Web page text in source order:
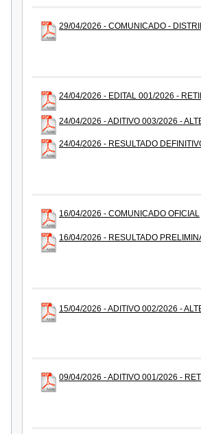
29/04/2026 - COMUNICADO -
24/04/2026 - EDITAL 001/2026 -
24/04/2026 - ADITIVO 003/2026 -
24/04/2026 - RESULTADO
16/04/2026 - COMUNICADO OFICIAL
16/04/2026 - RESULTADO
15/04/2026 - ADITIVO 002/2026 -
09/04/2026 - ADITIVO 001/2026 -